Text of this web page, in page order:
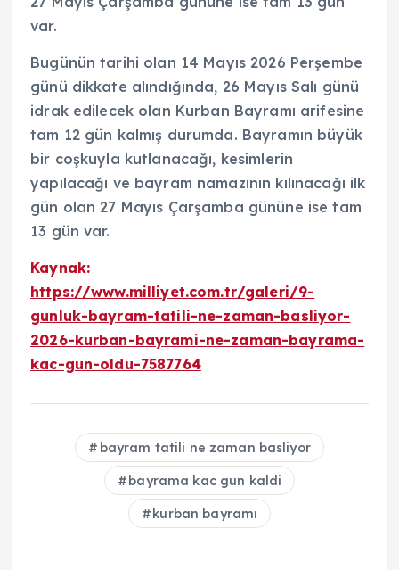
var.
Bugünün tarihi olan 14 Mayıs 2026 Perşembe
günü dikkate alındığında, 26 Mayıs Salı günü
idrak edilecek olan Kurban Bayramı arifesine
tam 12 gün kalmış durumda. Bayramın büyük
bir coşkuyla kutlanacağı, kesimlerin
yapılacağı ve bayram namazının kılınacağı ilk
gün olan 27 Mayıs Çarşamba gününe ise tam
13 gün var.
Kaynak:
https://www.milliyet.com.tr/galeri/9-
gunluk-bayram-tatili-ne-zaman-basliyor-
2026-kurban-bayrami-ne-zaman-bayrama-
kac-gun-oldu-7587764
bayram tatili ne zaman basliyor
bayrama kac gun kaldi
kurban bayramı